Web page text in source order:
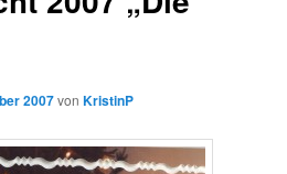
2007vonKristinP